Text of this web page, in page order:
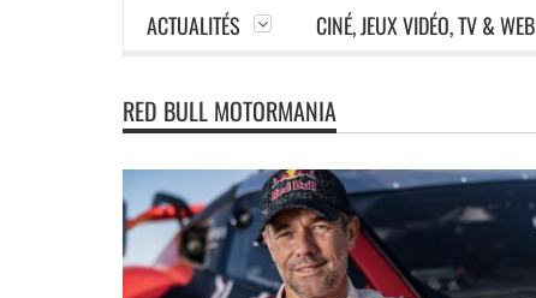
ACTUALITÉS CINÉ, JEUX VIDÉO, TV & WEB
RED BULL MOTORMANIA